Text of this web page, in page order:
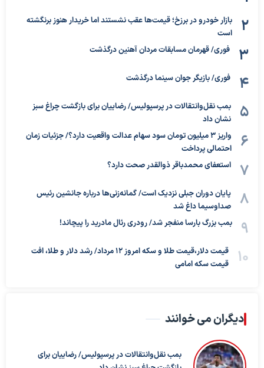
بازار خودرو در برزخ؛ قیمت‌ها عقب نشستند اما خریدار هنوز برنگشته
است
فوری/ قهرمان مسابقات مردان آهنین درگذشت
فوری/ بازیگر جوان سینما درگذشت
بمب نقل‌وانتقالات در پرسپولیس/ رضاییان برای بازگشت چراغ سبز
نشان داد
واریز ۳ میلیون تومان سود سهام عدالت واقعیت دارد؟/ جزئیات زمان
احتمالی پرداخت
استعفای محمدباقر ذوالقدر صحت دارد؟
پایان دوران جبلی نزدیک است/ گمانه‌زنی‌ها درباره جانشین رئیس
صداوسیما داغ شد
بمب بزرگ بارسا منفجر شد/ رودری رئال مادرید را پیچاند!
قیمت دلار،قیمت طلا و سکه امروز ۱۲ مرداد/ رشد دلار و طلا، افت
قیمت سکه امامی
دیگران می خوانند
بمب نقل‌وانتقالات در پرسپولیس/ رضاییان برای